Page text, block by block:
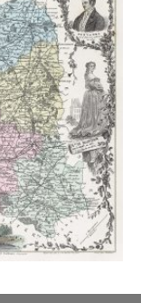
Ajouter
à la
wishlist